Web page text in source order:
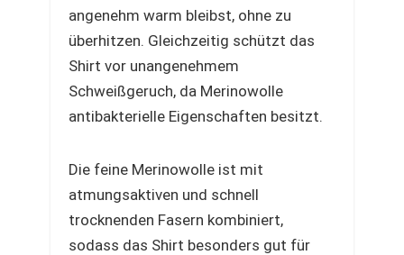
angenehm warm bleibst, ohne zu
überhitzen. Gleichzeitig schützt das
Shirt vor unangenehmem
Schweißgeruch, da Merinowolle
antibakterielle Eigenschaften besitzt.
Die feine Merinowolle ist mit
atmungsaktiven und schnell
trocknenden Fasern kombiniert,
sodass das Shirt besonders gut für